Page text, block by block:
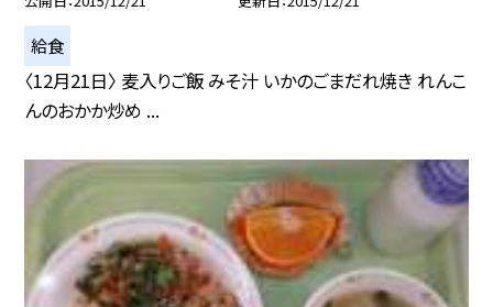
給食
〈12月21日〉 麦入りご飯 みそ汁 いかのごまだれ焼き れんこ
んのおかか炒め ...